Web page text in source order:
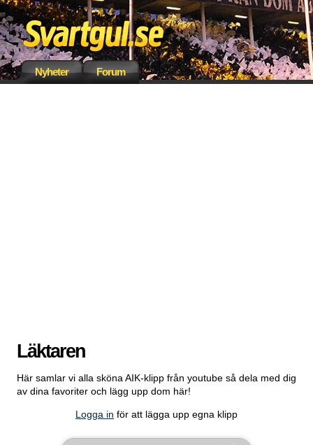
Nyheter Forum
Läktaren
Här samlar vi alla sköna AIK-klipp från youtube så dela med dig
av dina favoriter och lägg upp dom här!
Logga in för att lägga upp egna klipp